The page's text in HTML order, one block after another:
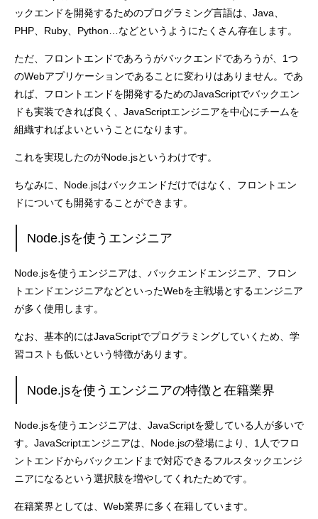
ックエンドを開発するためのプログラミング言語は、Java、
PHP、Ruby、Python…などというようにたくさん存在します。
ただ、フロントエンドであろうがバックエンドであろうが、1つ
のWebアプリケーションであることに変わりはありません。であ
れば、フロントエンドを開発するためのJavaScriptでバックエン
ドも実装できれば良く、JavaScriptエンジニアを中心にチームを
組織すればよいということになります。
これを実現したのがNode.jsというわけです。
ちなみに、Node.jsはバックエンドだけではなく、フロントエン
ドについても開発することができます。
Node.jsを使うエンジニア
Node.jsを使うエンジニアは、バックエンドエンジニア、フロン
トエンドエンジニアなどといったWebを主戦場とするエンジニア
が多く使用します。
なお、基本的にはJavaScriptでプログラミングしていくため、学
習コストも低いという特徴があります。
Node.jsを使うエンジニアの特徴と在籍業界
Node.jsを使うエンジニアは、JavaScriptを愛している人が多いで
す。JavaScriptエンジニアは、Node.jsの登場により、1人でフロ
ントエンドからバックエンドまで対応できるフルスタックエンジ
ニアになるという選択肢を増やしてくれたためです。
在籍業界としては、Web業界に多く在籍しています。